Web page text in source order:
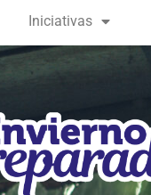
Iniciativas